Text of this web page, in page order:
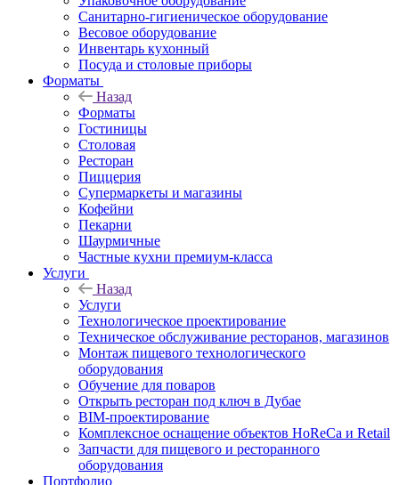
Санитарно-гигиеническое оборудование
Весовое оборудование
Инвентарь кухонный
Посуда и столовые приборы
Форматы
Назад
Форматы
Гостиницы
Столовая
Ресторан
Пиццерия
Супермаркеты и магазины
Кофейни
Пекарни
Шаурмичные
Частные кухни премиум-класса
Услуги
Назад
Услуги
Технологическое проектирование
Техническое обслуживание ресторанов, магазинов
Монтаж пищевого технологического
оборудования
Обучение для поваров
Открыть ресторан под ключ в Дубае
BIM-проектирование
Комплексное оснащение объектов HoReCa и Retail
Запчасти для пищевого и ресторанного
оборудования
Портфолио